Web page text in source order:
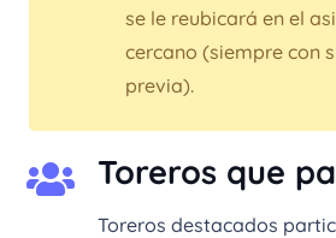
se le reubicará en el
cercano (siempre con
previa).
Toreros que
Toreros destacados